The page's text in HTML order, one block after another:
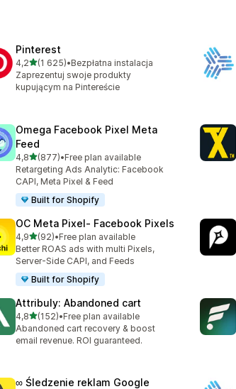
Pinterest
4,2na 5 gwiazdek
(1 625)
Łączna liczba recenzji: 1625
•Bezpłatna instalacja
Zaprezentuj swoje produkty
kupującym na Pintereście
Omega Facebook Pixel Meta
Feed
4,8na 5 gwiazdek
(877)
Łączna liczba recenzji: 877
•Free plan available
Retargeting Ads Analytic: Facebook
CAPI, Meta Pixel & Feed
Built for Shopify
OC Meta Pixel‑ Facebook Pixels
4,9na 5 gwiazdek
(92)
Łączna liczba recenzji: 92
•Free plan available
Better ROAS ads with multi Pixels,
Server-Side CAPI, and Feeds
Built for Shopify
Attribuly: Abandoned cart
4,8na 5 gwiazdek
(152)
Łączna liczba recenzji: 152
•Free plan available
Abandoned cart recovery & boost
email revenue. ROI guaranteed.
∞ Śledzenie reklam Google